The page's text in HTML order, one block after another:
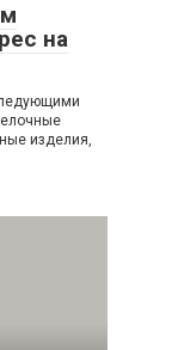
на
изделия,